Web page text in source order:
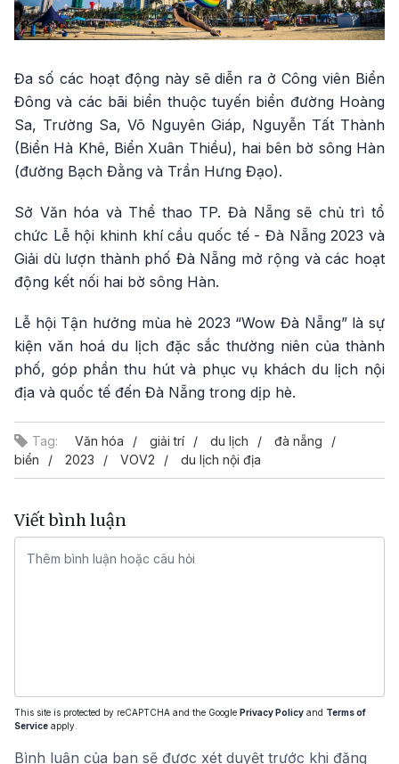
Đa số các hoạt động này sẽ diễn ra ở Công viên Biển
Đông và các bãi biển thuộc tuyến biển đường Hoàng
Sa, Trường Sa, Võ Nguyên Giáp, Nguyễn Tất Thành
(Biển Hà Khê, Biển Xuân Thiều), hai bên bờ sông Hàn
(đường Bạch Đằng và Trần Hưng Đạo).
Sở Văn hóa và Thể thao TP. Đà Nẵng sẽ chủ trì tổ
chức Lễ hội khinh khí cầu quốc tế - Đà Nẵng 2023 và
Giải dù lượn thành phố Đà Nẵng mở rộng và các hoạt
động kết nối hai bờ sông Hàn.
Lễ hội Tận hưởng mùa hè 2023 “Wow Đà Nẵng” là sự
kiện văn hoá du lịch đặc sắc thường niên của thành
phố, góp phần thu hút và phục vụ khách du lịch nội
địa và quốc tế đến Đà Nẵng trong dịp hè.
Tag: Văn hóa giải trí du lịch
đà nẵng
biển
2023 VOV2 du lịch nội địa
Viết bình luận
This site is protected by reCAPTCHA and the Google Privacy Policy and Terms of
Service apply.
Bình luận của bạn sẽ được xét duyệt trước khi đăng